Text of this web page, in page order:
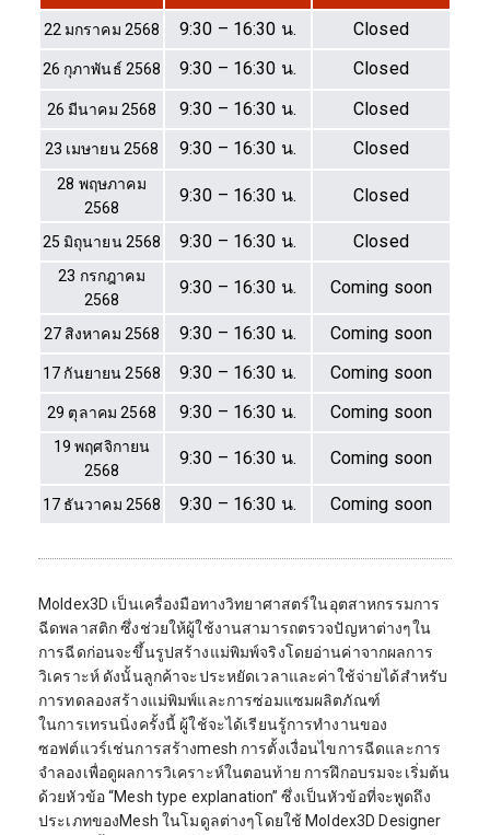
22 มกราคม 2568 9:30 – 16:30 น. Closed
26 กุภาพันธ์ 2568 9:30 – 16:30 น. Closed
26 มีนาคม 2568 9:30 – 16:30 น. Closed
23 เมษายน 2568 9:30 – 16:30 น. Closed
28 พฤษภาคม
2568
9:30 – 16:30 น. Closed
25 มิถุนายน 2568 9:30 – 16:30 น. Closed
23 กรกฎาคม
2568
9:30 – 16:30 น. Coming soon
27 สิงหาคม 2568 9:30 – 16:30 น. Coming soon
17 กันยายน 2568 9:30 – 16:30 น. Coming soon
29 ตุลาคม 2568 9:30 – 16:30 น. Coming soon
19 พฤศจิกายน
2568
9:30 – 16:30 น. Coming soon
17 ธันวาคม 2568 9:30 – 16:30 น. Coming soon
Moldex3D เป็นเครื่องมือทางวิทยาศาสตร์ในอุตสาหกรรมการ
ฉีดพลาสติก ซึ่งช่วยให้ผู้ใช้งานสามารถตรวจปัญหาต่างๆใน
การฉีดก่อนจะขึ้นรูปสร้างแม่พิมพ์จริงโดยอ่านค่าจากผลการ
วิเคราะห์ ดังนั้นลูกค้าจะประหยัดเวลาและค่าใช้จ่ายได้สำหรับ
การทดลองสร้างแม่พิมพ์และการซ่อมแซมผลิตภัณฑ์
ในการเทรนนิ่งครั้งนี้ ผู้ใช้จะได้เรียนรู้การทำงานของ
ซอฟต์แวร์เช่นการสร้างmesh การตั้งเงื่อนไขการฉีดและการ
จำลองเพื่อดูผลการวิเคราะห์ในตอนท้าย การฝึกอบรมจะเริ่มต้น
ด้วยหัวข้อ “Mesh type explanation” ซึ่งเป็นหัวข้อที่จะพูดถึง
ประเภทของMesh ในโมดูลต่างๆโดยใช้ Moldex3D Designer